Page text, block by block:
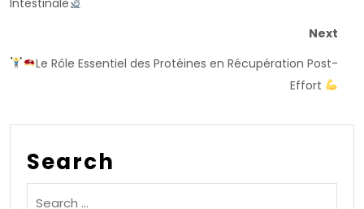
Next
Le Rôle Essentiel des Protéines en Récupération Post-
Effort
Search